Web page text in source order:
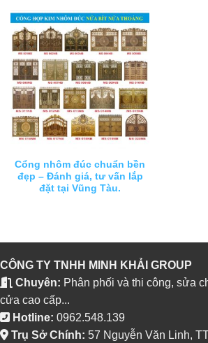
Cổng nhôm đúc chuẩn bền
đẹp – Đánh giá, tư vấn lắp
đặt tại Vũng Tàu.
CÔNG TY TNHH MINH KHẢI GROUP
Chuyên: Phân phối và thi công, sửa
cửa cao cấp...
Hotline: 0962.548.139
Trụ Sở Chính: 57 Nguyễn Văn Linh,